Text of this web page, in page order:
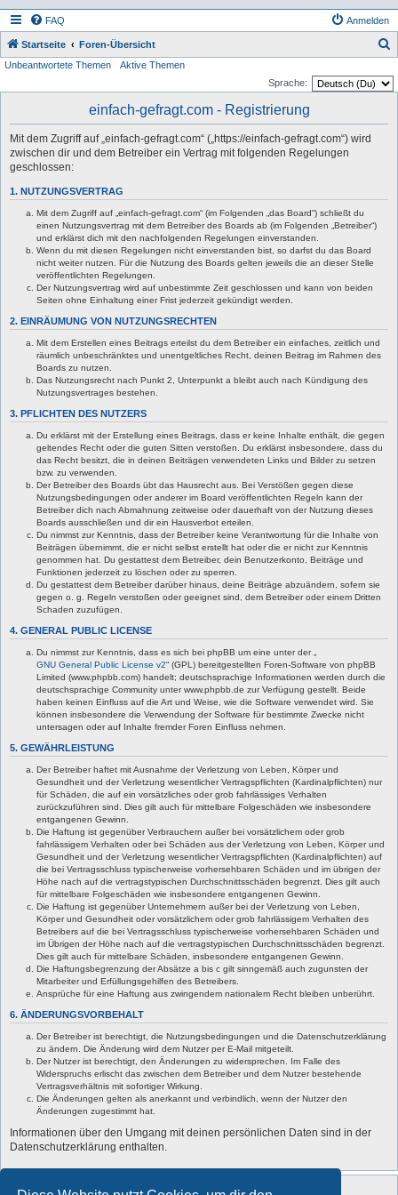
FAQ Anmelden
Startseite Foren-Übersicht
Unbeantwortete Themen
Aktive Themen
Sprache:
einfach-gefragt.com - Registrierung
Mit dem Zugriff auf „einfach-gefragt.com“ („https://einfach-gefragt.com“) wird
zwischen dir und dem Betreiber ein Vertrag mit folgenden Regelungen
geschlossen:
1. NUTZUNGSVERTRAG
Mit dem Zugriff auf „einfach-gefragt.com“ (im Folgenden „das Board“) schließt du
einen Nutzungsvertrag mit dem Betreiber des Boards ab (im Folgenden „Betreiber“)
und erklärst dich mit den nachfolgenden Regelungen einverstanden.
Wenn du mit diesen Regelungen nicht einverstanden bist, so darfst du das Board
nicht weiter nutzen. Für die Nutzung des Boards gelten jeweils die an dieser Stelle
veröffentlichten Regelungen.
Der Nutzungsvertrag wird auf unbestimmte Zeit geschlossen und kann von beiden
Seiten ohne Einhaltung einer Frist jederzeit gekündigt werden.
2. EINRÄUMUNG VON NUTZUNGSRECHTEN
Mit dem Erstellen eines Beitrags erteilst du dem Betreiber ein einfaches, zeitlich und
räumlich unbeschränktes und unentgeltliches Recht, deinen Beitrag im Rahmen des
Boards zu nutzen.
Das Nutzungsrecht nach Punkt 2, Unterpunkt a bleibt auch nach Kündigung des
Nutzungsvertrages bestehen.
3. PFLICHTEN DES NUTZERS
Du erklärst mit der Erstellung eines Beitrags, dass er keine Inhalte enthält, die gegen
geltendes Recht oder die guten Sitten verstoßen. Du erklärst insbesondere, dass du
das Recht besitzt, die in deinen Beiträgen verwendeten Links und Bilder zu setzen
bzw. zu verwenden.
Der Betreiber des Boards übt das Hausrecht aus. Bei Verstößen gegen diese
Nutzungsbedingungen oder anderer im Board veröffentlichten Regeln kann der
Betreiber dich nach Abmahnung zeitweise oder dauerhaft von der Nutzung dieses
Boards ausschließen und dir ein Hausverbot erteilen.
Du nimmst zur Kenntnis, dass der Betreiber keine Verantwortung für die Inhalte von
Beiträgen übernimmt, die er nicht selbst erstellt hat oder die er nicht zur Kenntnis
genommen hat. Du gestattest dem Betreiber, dein Benutzerkonto, Beiträge und
Funktionen jederzeit zu löschen oder zu sperren.
Du gestattest dem Betreiber darüber hinaus, deine Beiträge abzuändern, sofern sie
gegen o. g. Regeln verstoßen oder geeignet sind, dem Betreiber oder einem Dritten
Schaden zuzufügen.
4. GENERAL PUBLIC LICENSE
Du nimmst zur Kenntnis, dass es sich bei phpBB um eine unter der „
GNU General Public License v2“ (GPL) bereitgestellten Foren-Software von phpBB
Limited (www.phpbb.com) handelt; deutschsprachige Informationen werden durch die
deutschsprachige Community unter www.phpbb.de zur Verfügung gestellt. Beide
haben keinen Einfluss auf die Art und Weise, wie die Software verwendet wird. Sie
können insbesondere die Verwendung der Software für bestimmte Zwecke nicht
untersagen oder auf Inhalte fremder Foren Einfluss nehmen.
5. GEWÄHRLEISTUNG
Der Betreiber haftet mit Ausnahme der Verletzung von Leben, Körper und
Gesundheit und der Verletzung wesentlicher Vertragspflichten (Kardinalpflichten) nur
für Schäden, die auf ein vorsätzliches oder grob fahrlässiges Verhalten
zurückzuführen sind. Dies gilt auch für mittelbare Folgeschäden wie insbesondere
entgangenen Gewinn.
Die Haftung ist gegenüber Verbrauchern außer bei vorsätzlichem oder grob
fahrlässigem Verhalten oder bei Schäden aus der Verletzung von Leben, Körper und
Gesundheit und der Verletzung wesentlicher Vertragspflichten (Kardinalpflichten) auf
die bei Vertragsschluss typischerweise vorhersehbaren Schäden und im übrigen der
Höhe nach auf die vertragstypischen Durchschnittsschäden begrenzt. Dies gilt auch
für mittelbare Folgeschäden wie insbesondere entgangenen Gewinn.
Die Haftung ist gegenüber Unternehmern außer bei der Verletzung von Leben,
Körper und Gesundheit oder vorsätzlichem oder grob fahrlässigem Verhalten des
Betreibers auf die bei Vertragsschluss typischerweise vorhersehbaren Schäden und
im Übrigen der Höhe nach auf die vertragstypischen Durchschnittsschäden begrenzt.
Dies gilt auch für mittelbare Schäden, insbesondere entgangenen Gewinn.
Die Haftungsbegrenzung der Absätze a bis c gilt sinngemäß auch zugunsten der
Mitarbeiter und Erfüllungsgehilfen des Betreibers.
Ansprüche für eine Haftung aus zwingendem nationalem Recht bleiben unberührt.
6. ÄNDERUNGSVORBEHALT
Der Betreiber ist berechtigt, die Nutzungsbedingungen und die Datenschutzerklärung
zu ändern. Die Änderung wird dem Nutzer per E-Mail mitgeteilt.
Der Nutzer ist berechtigt, den Änderungen zu widersprechen. Im Falle des
Widerspruchs erlischt das zwischen dem Betreiber und dem Nutzer bestehende
Vertragsverhältnis mit sofortiger Wirkung.
Die Änderungen gelten als anerkannt und verbindlich, wenn der Nutzer den
Änderungen zugestimmt hat.
Informationen über den Umgang mit deinen persönlichen Daten sind in der
Datenschutzerklärung enthalten.